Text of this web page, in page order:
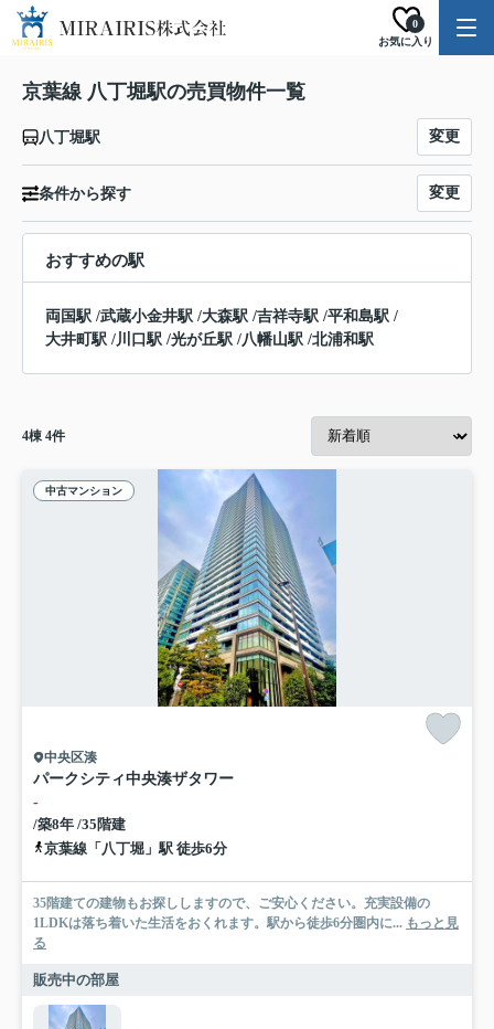
お気に入り
0
京葉線 八丁堀駅の売買物件一覧
八丁堀駅 変更
条件から探す 変更
おすすめの駅
両国駅 /武蔵小金井駅 /大森駅 /吉祥寺駅 /平和島駅 /
大井町駅 /川口駅 /光が丘駅 /八幡山駅 /北浦和駅
4棟 4件
中古マンション
中央区湊
パークシティ中央湊ザタワー
-
/築8年 /35階建
京葉線「八丁堀」駅 徒歩6分
35階建ての建物もお探ししますので、ご安心ください。充実設備の
1LDKは落ち着いた生活をおくれます。駅から徒歩6分圏内に... もっと見
る
販売中の部屋